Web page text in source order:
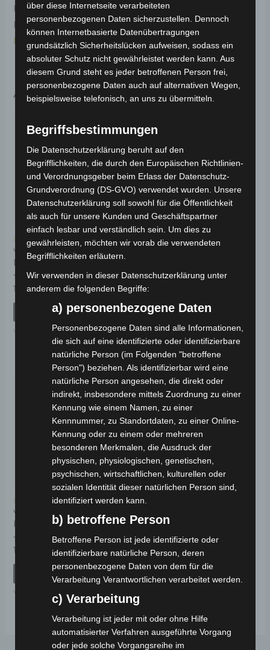
Funktionalität und Haltbarkeit. Weitere
Informationen zum Fahrzeug findest du hier:Volta
Motor Elektro-Scooter VS1
Ähnliche Produkte
Kostenloser Versand
VS1
LENKERFRONTDECKEL
Bewertet
mit
0
19,00€ *
IN DEN WARENKORB
VS1
Kostenloser Versand
FEDERUNGSSATZ
mit
0
5
IN DEN WARENKORB
VS1
Kostenloser Versand
VS1
KOFFERRAUMDECKEL
Bewertet
0
19,00
IN DEN WARENKORB
VS1
über diese Internetseite verarbeiteten
personenbezogenen Daten sicherzustellen. Dennoch
können Internetbasierte Datenübertragungen
grundsätzlich Sicherheitslücken aufweisen, sodass ein
absoluter Schutz nicht gewährleistet werden kann. Aus
diesem Grund steht es jeder betroffenen Person frei,
personenbezogene Daten auch auf alternativen Wegen,
beispielsweise telefonisch, an uns zu übermitteln.
Begriffsbestimmungen
Die Datenschutzerklärung beruht auf den
Begrifflichkeiten, die durch den Europäischen Richtlinien-
und Verordnungsgeber beim Erlass der Datenschutz-
Grundverordnung (DS-GVO) verwendet wurden. Unsere
Datenschutzerklärung soll sowohl für die Öffentlichkeit
als auch für unsere Kunden und Geschäftspartner
einfach lesbar und verständlich sein. Um dies zu
gewährleisten, möchten wir vorab die verwendeten
Begrifflichkeiten erläutern.
Wir verwenden in dieser Datenschutzerklärung unter
anderem die folgenden Begriffe:
a) personenbezogene Daten
Personenbezogene Daten sind alle Informationen,
die sich auf eine identifizierte oder identifizierbare
natürliche Person (im Folgenden "betroffene
Person") beziehen. Als identifizierbar wird eine
natürliche Person angesehen, die direkt oder
indirekt, insbesondere mittels Zuordnung zu einer
Kennung wie einem Namen, zu einer
Kennnummer, zu Standortdaten, zu einer Online-
Kennung oder zu einem oder mehreren
besonderen Merkmalen, die Ausdruck der
physischen, physiologischen, genetischen,
psychischen, wirtschaftlichen, kulturellen oder
sozialen Identität dieser natürlichen Person sind,
identifiziert werden kann.
b) betroffene Person
Betroffene Person ist jede identifizierte oder
identifizierbare natürliche Person, deren
personenbezogene Daten von dem für die
Verarbeitung Verantwortlichen verarbeitet werden.
c) Verarbeitung
Verarbeitung ist jeder mit oder ohne Hilfe
automatisierter Verfahren ausgeführte Vorgang
oder jede solche Vorgangsreihe im